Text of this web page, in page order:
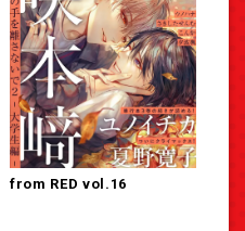
from RED vol.16